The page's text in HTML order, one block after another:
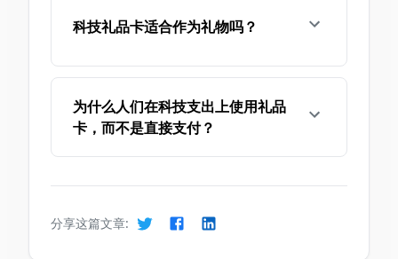
科技礼品卡适合作为礼物吗？
为什么人们在科技支出上使用礼品
卡，而不是直接支付？
分享这篇文章: